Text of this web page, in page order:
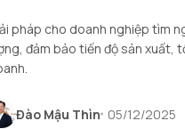
pháp cho doanh nghiệp tìm
đảm bảo tiến độ sản xuất,
Đào Mậu Thìn 05/12/2025